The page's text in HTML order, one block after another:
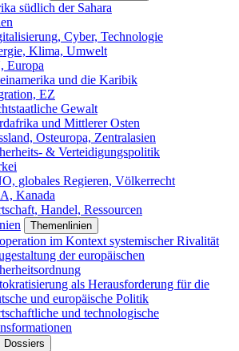
südlich der Sahara
Cyber, Technologie
Klima, Umwelt
Europa
und die Karibik
EZ
Gewalt
und Mittlerer Osten
Osteuropa, Zentralasien
& Verteidigungspolitik
globales Regieren, Völkerrecht
Kanada
Handel, Ressourcen
Themenlinien
im Kontext systemischer Rivalität
der europäischen
als Herausforderung für die
und europäische Politik
und technologische
Dossiers